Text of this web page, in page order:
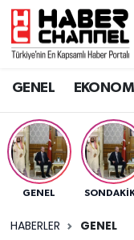
GENEL EKONOMİ
GENEL
HABERLER GENEL
GENEL
SPOR
SAĞLIK
EĞİTİM
Nöbetçi
Trafik
Süper Lig
Tüm